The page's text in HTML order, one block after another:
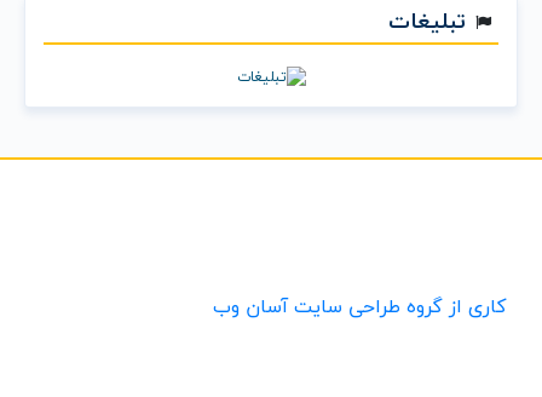
تبلیغات
کاری از گروه طراحی سایت آسان وب